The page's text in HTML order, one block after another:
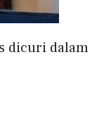
dicuri dalam